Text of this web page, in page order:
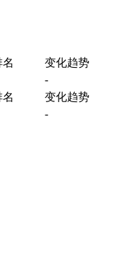
变化趋势
-
变化趋势
-